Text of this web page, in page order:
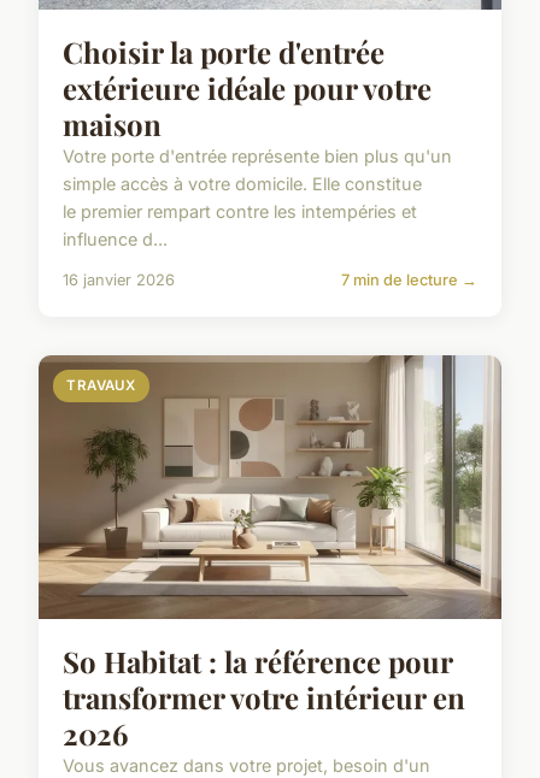
Choisir la porte d'entrée
extérieure idéale pour votre
maison
Votre porte d'entrée représente bien plus qu'un
simple accès à votre domicile. Elle constitue
le premier rempart contre les intempéries et
influence d...
16 janvier 2026 7 min de lecture →
TRAVAUX
So Habitat : la référence pour
transformer votre intérieur en
2026
Vous avancez dans votre projet, besoin d'un